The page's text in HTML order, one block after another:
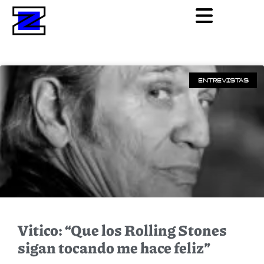
ENTREVISTAS
Vitico: “Que los Rolling Stones
sigan tocando me hace feliz”